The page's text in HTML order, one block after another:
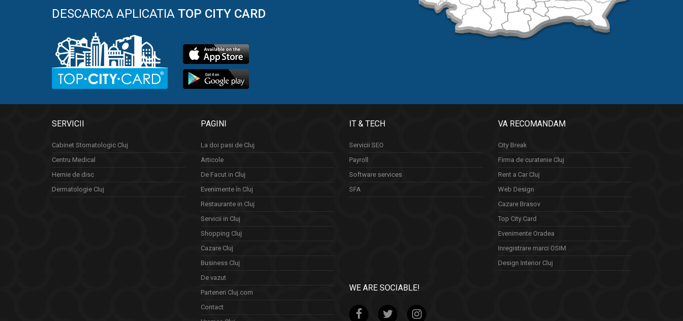
DESCARCA APLICATIA TOP CITY CARD
SERVICII
Cabinet Stomatologic Cluj
Centru Medical
Hernie de disc
Dermatologie Cluj
PAGINI
La doi pasi de Cluj
Articole
De Facut in Cluj
Evenimente în Cluj
Restaurante in Cluj
Servicii in Cluj
Shopping Cluj
Cazare Cluj
Business Cluj
De vazut
Parteneri Cluj.com
Contact
IT & TECH
Servicii SEO
Payroll
Software services
SFA
VA RECOMANDAM
City Break
Firma de curatenie Cluj
Rent a Car Cluj
Web Design
Cazare Brasov
Top City Card
Evenimente Oradea
Inregistrare marci OSIM
Design Interior Cluj
WE ARE SOCIABLE!